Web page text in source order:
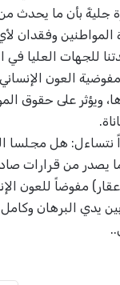
جليةً بأن ما يحدث
المواطنين وفقدان
للجهات العليا
العون
ويؤثر على حقوق
نتساءل: هل مجلسا
يصدر من قرارات
مفوضاً للعون
بين يدي البرهان